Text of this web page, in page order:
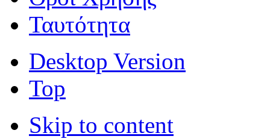
Ταυτότητα
Desktop Version
Top
Skip to content